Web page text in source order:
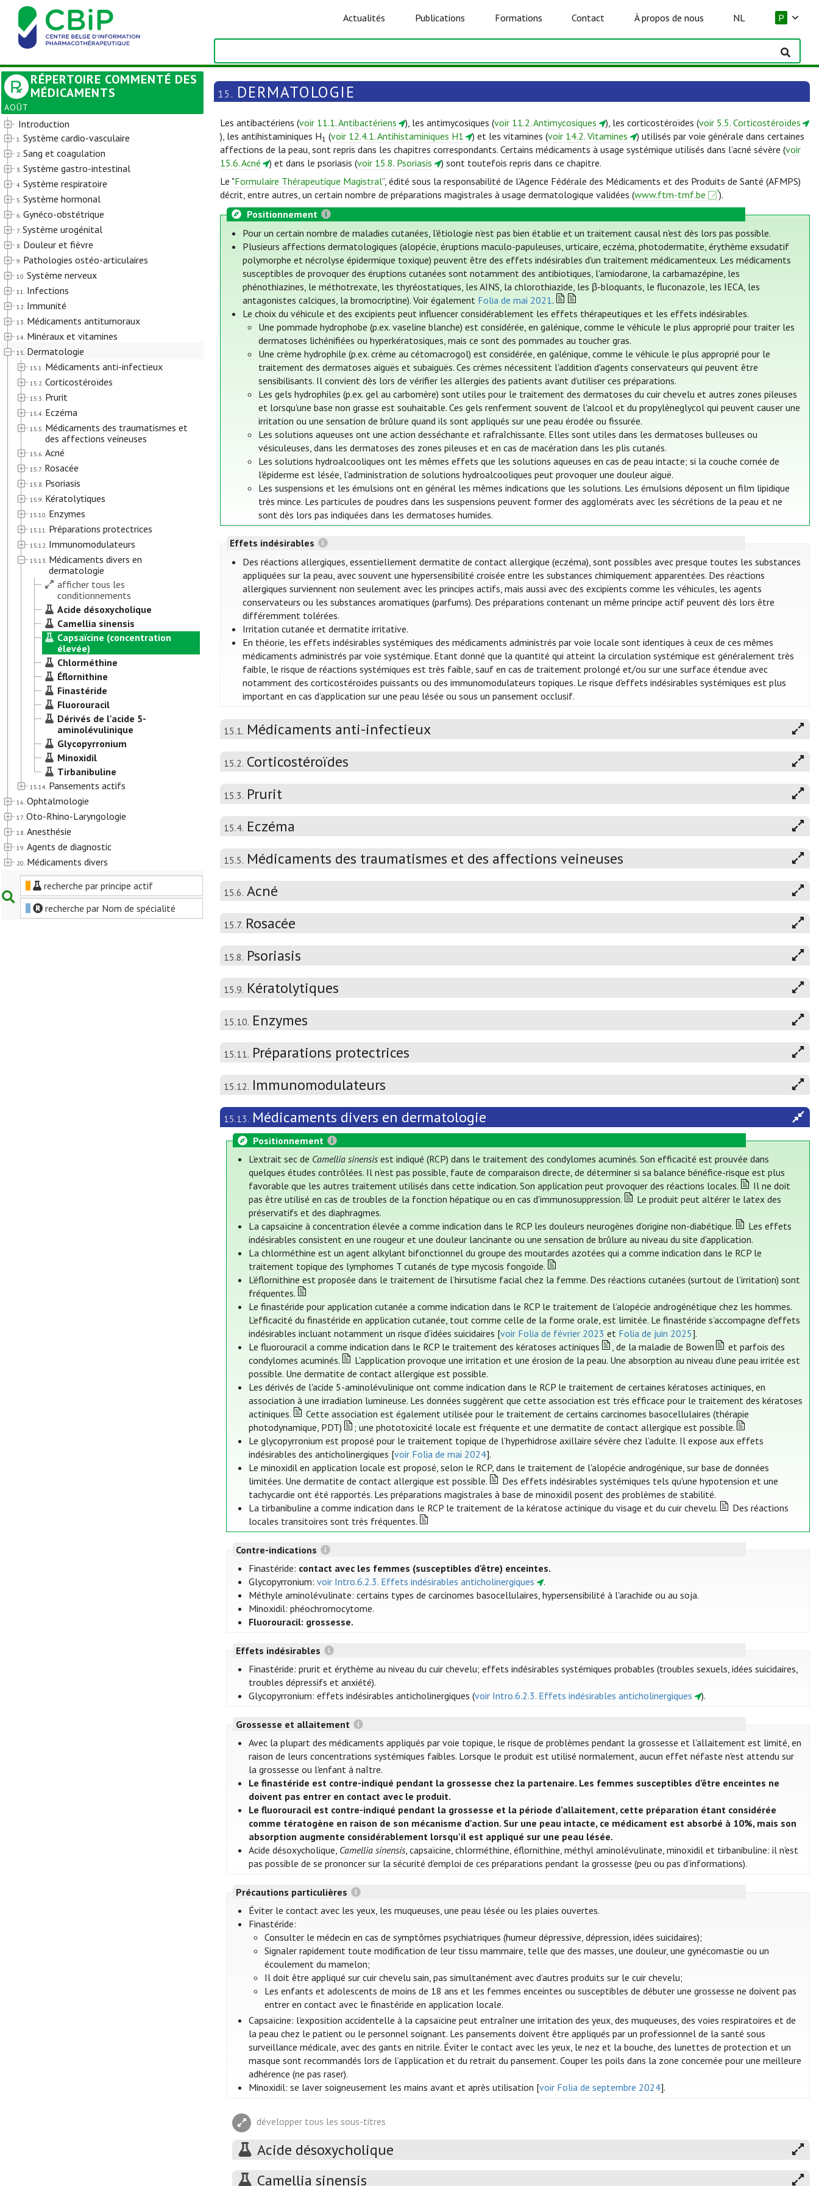
Actualités Publications Formations Contact À propos de nous NL P
RÉPERTOIRE COMMENTÉ DES
MÉDICAMENTS
AOÛT
Introduction
1. Système cardio-vasculaire
2. Sang et coagulation
3. Système gastro-intestinal
4. Système respiratoire
5. Système hormonal
6. Gynéco-obstétrique
7. Système urogénital
8. Douleur et fièvre
9. Pathologies ostéo-articulaires
10. Système nerveux
11. Infections
12. Immunité
13. Médicaments antitumoraux
14. Minéraux et vitamines
15. Dermatologie
15.1. Médicaments anti-infectieux
15.2. Corticostéroïdes
15.3. Prurit
15.4. Eczéma
15.5. Médicaments des traumatismes et
des affections veineuses
15.6. Acné
15.7. Rosacée
15.8. Psoriasis
15.9. Kératolytiques
15.10. Enzymes
15.11. Préparations protectrices
15.12. Immunomodulateurs
15.13. Médicaments divers en
dermatologie
afficher tous les
conditionnements
Acide désoxycholique
Camellia sinensis
Capsaïcine (concentration
élevée)
Chlorméthine
Éflornithine
Finastéride
Fluorouracil
Dérivés de l'acide 5-
aminolévulinique
Glycopyrronium
Minoxidil
Tirbanibuline
15.14. Pansements actifs
16. Ophtalmologie
17. Oto-Rhino-Laryngologie
18. Anesthésie
19. Agents de diagnostic
20. Médicaments divers
recherche par principe actif
recherche par Nom de spécialité
15. DERMATOLOGIE
Les antibactériens (voir 11.1. Antibactériens ), les antimycosiques (voir 11.2. Antimycosiques ), les corticostéroïdes (voir 5.5. Corticostéroïdes
), les antihistaminiques H1 (voir 12.4.1. Antihistaminiques H1 ) et les vitamines (voir 14.2. Vitamines
) utilisés par voie générale dans certaines
affections de la peau, sont repris dans les chapitres correspondants. Certains médicaments à usage systémique utilisés dans l’acné sévère (voir
15.6. Acné
) et dans le psoriasis (voir 15.8. Psoriasis
) sont toutefois repris dans ce chapitre.
Le "Formulaire Thérapeutique Magistral”, édité sous la responsabilité de l’Agence Fédérale des Médicaments et des Produits de Santé (AFMPS)
décrit, entre autres, un certain nombre de préparations magistrales à usage dermatologique validées (www.ftm-tmf.be
).
Positionnement
Pour un certain nombre de maladies cutanées, l'étiologie n’est pas bien établie et un traitement causal n'est dès lors pas possible.
Plusieurs affections dermatologiques (alopécie, éruptions maculo-papuleuses, urticaire, eczéma, photodermatite, érythème exsudatif
polymorphe et nécrolyse épidermique toxique) peuvent être des effets indésirables d'un traitement médicamenteux. Les médicaments
susceptibles de provoquer des éruptions cutanées sont notamment des antibiotiques, l'amiodarone, la carbamazépine, les
phénothiazines, le méthotrexate, les thyréostatiques, les AINS, la chlorothiazide, les β-bloquants, le fluconazole, les IECA, les
antagonistes calciques, la bromocriptine). Voir également Folia de mai 2021.
Le choix du véhicule et des excipients peut influencer considérablement les effets thérapeutiques et les effets indésirables.
Une pommade hydrophobe (p.ex. vaseline blanche) est considérée, en galénique, comme le véhicule le plus approprié pour traiter les
dermatoses lichénifiées ou hyperkératosiques, mais ce sont des pommades au toucher gras.
Une crème hydrophile (p.ex. crème au cétomacrogol) est considérée, en galénique, comme le véhicule le plus approprié pour le
traitement des dermatoses aiguës et subaiguës. Ces crèmes nécessitent l'addition d'agents conservateurs qui peuvent être
sensibilisants. Il convient dès lors de vérifier les allergies des patients avant d’utiliser ces préparations.
Les gels hydrophiles (p.ex. gel au carbomère) sont utiles pour le traitement des dermatoses du cuir chevelu et autres zones pileuses
et lorsqu'une base non grasse est souhaitable. Ces gels renferment souvent de l'alcool et du propylèneglycol qui peuvent causer une
irritation ou une sensation de brûlure quand ils sont appliqués sur une peau érodée ou fissurée.
Les solutions aqueuses ont une action desséchante et rafraîchissante. Elles sont utiles dans les dermatoses bulleuses ou
vésiculeuses, dans les dermatoses des zones pileuses et en cas de macération dans les plis cutanés.
Les solutions hydroalcooliques ont les mêmes effets que les solutions aqueuses en cas de peau intacte; si la couche cornée de
l'épiderme est lésée, l'administration de solutions hydroalcooliques peut provoquer une douleur aiguë.
Les suspensions et les émulsions ont en général les mêmes indications que les solutions. Les émulsions déposent un film lipidique
très mince. Les particules de poudres dans les suspensions peuvent former des agglomérats avec les sécrétions de la peau et ne
sont dès lors pas indiquées dans les dermatoses humides.
Effets indésirables
Des réactions allergiques, essentiellement dermatite de contact allergique (eczéma), sont possibles avec presque toutes les substances
appliquées sur la peau, avec souvent une hypersensibilité croisée entre les substances chimiquement apparentées. Des réactions
allergiques surviennent non seulement avec les principes actifs, mais aussi avec des excipients comme les véhicules, les agents
conservateurs ou les substances aromatiques (parfums). Des préparations contenant un même principe actif peuvent dès lors être
différemment tolérées.
Irritation cutanée et dermatite irritative.
En théorie, les effets indésirables systémiques des médicaments administrés par voie locale sont identiques à ceux de ces mêmes
médicaments administrés par voie systémique. Etant donné que la quantité qui atteint la circulation systémique est généralement très
faible, le risque de réactions systémiques est très faible, sauf en cas de traitement prolongé et/ou sur une surface étendue avec
notamment des corticostéroïdes puissants ou des immunomodulateurs topiques. Le risque d'effets indésirables systémiques est plus
important en cas d’application sur une peau lésée ou sous un pansement occlusif.
15.1. Médicaments anti-infectieux
15.2. Corticostéroïdes
15.3. Prurit
15.4. Eczéma
15.5. Médicaments des traumatismes et des affections veineuses
15.6. Acné
15.7. Rosacée
15.8. Psoriasis
15.9. Kératolytiques
15.10. Enzymes
15.11. Préparations protectrices
15.12. Immunomodulateurs
15.13. Médicaments divers en dermatologie
Positionnement
L’extrait sec de Camellia sinensis est indiqué (RCP) dans le traitement des condylomes acuminés. Son efficacité est prouvée dans
quelques études contrôlées. Il n’est pas possible, faute de comparaison directe, de déterminer si sa balance bénéfice-risque est plus
favorable que les autres traitement utilisés dans cette indication. Son application peut provoquer des réactions locales.
Il ne doit
pas être utilisé en cas de troubles de la fonction hépatique ou en cas d'immunosuppression.
Le produit peut altérer le latex des
préservatifs et des diaphragmes.
La capsaïcine à concentration élevée a comme indication dans le RCP les douleurs neurogènes d’origine non-diabétique.
Les effets
indésirables consistent en une rougeur et une douleur lancinante ou une sensation de brûlure au niveau du site d'application.
La chlorméthine est un agent alkylant bifonctionnel du groupe des moutardes azotées qui a comme indication dans le RCP le
traitement topique des lymphomes T cutanés de type mycosis fongoïde.
L’éflornithine est proposée dans le traitement de l’hirsutisme facial chez la femme. Des réactions cutanées (surtout de l’irritation) sont
fréquentes.
Le finastéride pour application cutanée a comme indication dans le RCP le traitement de l’alopécie androgénétique chez les hommes.
L’efficacité du finastéride en application cutanée, tout comme celle de la forme orale, est limitée. Le finastéride s’accompagne d’effets
indésirables incluant notamment un risque d’idées suicidaires [voir Folia de février 2023 et Folia de juin 2025].
Le fluorouracil a comme indication dans le RCP le traitement des kératoses actiniques
, de la maladie de Bowen
et parfois des
condylomes acuminés.
L'application provoque une irritation et une érosion de la peau. Une absorption au niveau d'une peau irritée est
possible. Une dermatite de contact allergique est possible.
Les dérivés de l'acide 5-aminolévulinique ont comme indication dans le RCP le traitement de certaines kératoses actiniques, en
association à une irradiation lumineuse. Les données suggèrent que cette association est très efficace pour le traitement des kératoses
actiniques.
Cette association est également utilisée pour le traitement de certains carcinomes basocellulaires (thérapie
photodynamique, PDT)
; une phototoxicité locale est fréquente et une dermatite de contact allergique est possible.
Le glycopyrronium est proposé pour le traitement topique de l’hyperhidrose axillaire sévère chez l’adulte. Il expose aux effets
indésirables des anticholinergiques [voir Folia de mai 2024].
Le minoxidil en application locale est proposé, selon le RCP, dans le traitement de l'alopécie androgénique, sur base de données
limitées. Une dermatite de contact allergique est possible.
Des effets indésirables systémiques tels qu'une hypotension et une
tachycardie ont été rapportés. Les préparations magistrales à base de minoxidil posent des problèmes de stabilité.
La tirbanibuline a comme indication dans le RCP le traitement de la kératose actinique du visage et du cuir chevelu.
Des réactions
locales transitoires sont très fréquentes.
Contre-indications
Finastéride: contact avec les femmes (susceptibles d'être) enceintes.
Glycopyrronium:voir Intro.6.2.3. Effets indésirables anticholinergiques
.
Méthyle aminolévulinate: certains types de carcinomes basocellulaires, hypersensibilité à l'arachide ou au soja.
Minoxidil: phéochromocytome.
Fluorouracil: grossesse.
Effets indésirables
Finastéride: prurit et érythème au niveau du cuir chevelu; effets indésirables systémiques probables (troubles sexuels, idées suicidaires,
troubles dépressifs et anxiété).
Glycopyrronium: effets indésirables anticholinergiques (voir Intro.6.2.3. Effets indésirables anticholinergiques ).
Grossesse et allaitement
Avec la plupart des médicaments appliqués par voie topique, le risque de problèmes pendant la grossesse et l'allaitement est limité, en
raison de leurs concentrations systémiques faibles. Lorsque le produit est utilisé normalement, aucun effet néfaste n'est attendu sur
la grossesse ou l'enfant à naître.
Le finastéride est contre-indiqué pendant la grossesse chez la partenaire. Les femmes susceptibles d’être enceintes ne
doivent pas entrer en contact avec le produit.
Le fluorouracil est contre-indiqué pendant la grossesse et la période d’allaitement, cette préparation étant considérée
comme tératogène en raison de son mécanisme d'action. Sur une peau intacte, ce médicament est absorbé à 10%, mais son
absorption augmente considérablement lorsqu'il est appliqué sur une peau lésée.
Acide désoxycholique, Camellia sinensis, capsaïcine, chlorméthine, éflornithine, méthyl aminolévulinate, minoxidil et tirbanibuline: il n'est
pas possible de se prononcer sur la sécurité d’emploi de ces préparations pendant la grossesse (peu ou pas d’informations).
Précautions particulières
Éviter le contact avec les yeux, les muqueuses, une peau lésée ou les plaies ouvertes.
Finastéride:
Consulter le médecin en cas de symptômes psychiatriques (humeur dépressive, dépression, idées suicidaires);
Signaler rapidement toute modification de leur tissu mammaire, telle que des masses, une douleur, une gynécomastie ou un
écoulement du mamelon;
Il doit être appliqué sur cuir chevelu sain, pas simultanément avec d’autres produits sur le cuir chevelu;
Les enfants et adolescents de moins de 18 ans et les femmes enceintes ou susceptibles de débuter une grossesse ne doivent pas
entrer en contact avec le finastéride en application locale.
Capsaïcine: l’exposition accidentelle à la capsaïcine peut entraîner une irritation des yeux, des muqueuses, des voies respiratoires et de
la peau chez le patient ou le personnel soignant. Les pansements doivent être appliqués par un professionnel de la santé sous
surveillance médicale, avec des gants en nitrile. Éviter le contact avec les yeux, le nez et la bouche, des lunettes de protection et un
masque sont recommandés lors de l’application et du retrait du pansement. Couper les poils dans la zone concernée pour une meilleure
adhérence (ne pas raser).
Minoxidil: se laver soigneusement les mains avant et après utilisation [voir Folia de septembre 2024].
développer tous les sous-titres
Acide désoxycholique
Camellia sinensis